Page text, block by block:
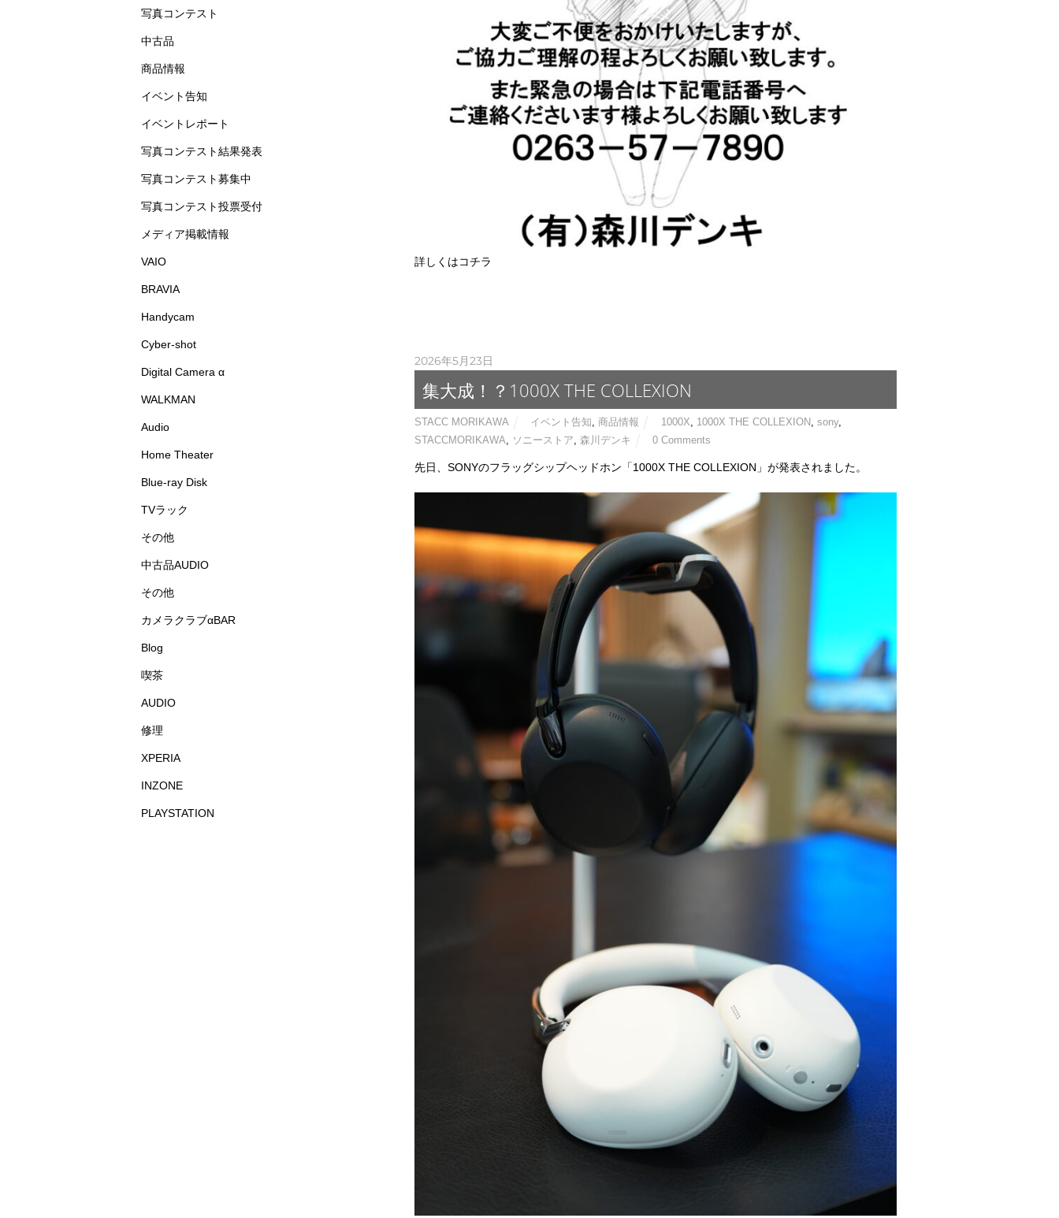
詳しくはコチラ
2026年5月23日
集大成！？1000X THE COLLEXION
STACC MORIKAWA イベント告知 ,商品情報 1000X 1000X THE COLLEXION, sony,
STACCMORIKAWA
ソニーストア 森川デンキ 0 Comments
先日、SONYのフラッグシップヘッドホン「1000X THE COLLEXION」が発表されました。
写真コンテスト
中古品
商品情報
イベント告知
イベントレポート
写真コンテスト結果発表
写真コンテスト募集中
写真コンテスト投票受付
メディア掲載情報
VAIO
BRAVIA
Handycam
Cyber-shot
Digital Camera α
WALKMAN
Audio
Home Theater
Blue-ray Disk
TVラック
その他
中古品AUDIO
その他
カメラクラブαBAR
Blog
喫茶
AUDIO
修理
XPERIA
INZONE
PLAYSTATION